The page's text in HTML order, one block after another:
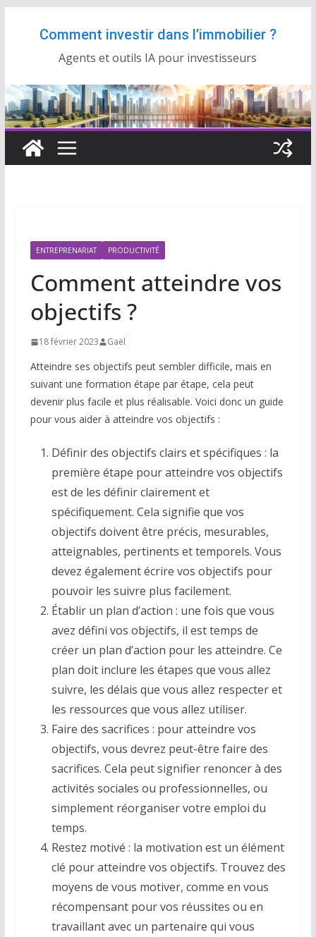
Comment investir dans l’immobilier ?
Agents et outils IA pour investisseurs
ENTREPRENARIAT PRODUCTIVITÉ
Comment atteindre vos
objectifs ?
18 février 2023 Gaël
Atteindre ses objectifs peut sembler difficile, mais en
suivant une formation étape par étape, cela peut
devenir plus facile et plus réalisable. Voici donc un guide
pour vous aider à atteindre vos objectifs :
Définir des objectifs clairs et spécifiques : la
première étape pour atteindre vos objectifs
est de les définir clairement et
spécifiquement. Cela signifie que vos
objectifs doivent être précis, mesurables,
atteignables, pertinents et temporels. Vous
devez également écrire vos objectifs pour
pouvoir les suivre plus facilement.
Établir un plan d’action : une fois que vous
avez défini vos objectifs, il est temps de
créer un plan d’action pour les atteindre. Ce
plan doit inclure les étapes que vous allez
suivre, les délais que vous allez respecter et
les ressources que vous allez utiliser.
Faire des sacrifices : pour atteindre vos
objectifs, vous devrez peut-être faire des
sacrifices. Cela peut signifier renoncer à des
activités sociales ou professionnelles, ou
simplement réorganiser votre emploi du
temps.
Restez motivé : la motivation est un élément
clé pour atteindre vos objectifs. Trouvez des
moyens de vous motiver, comme en vous
récompensant pour vos réussites ou en
travaillant avec un partenaire qui vous